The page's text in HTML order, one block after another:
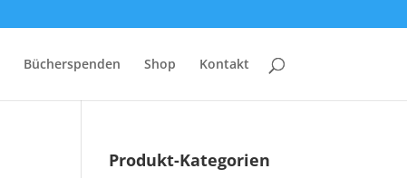
Bücherspenden Shop Kontakt
Produkt-Kategorien